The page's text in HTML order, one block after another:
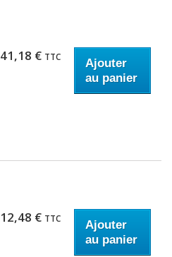
41,18 € TTC
Ajouter
au panier
12,48 € TTC
Ajouter
au panier